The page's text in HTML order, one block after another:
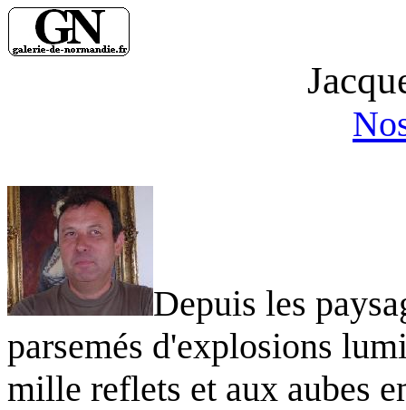
Depuis les
parsemés d'explosions
mille reflets et aux aubes